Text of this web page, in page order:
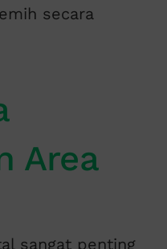
secara
Area
sangat penting